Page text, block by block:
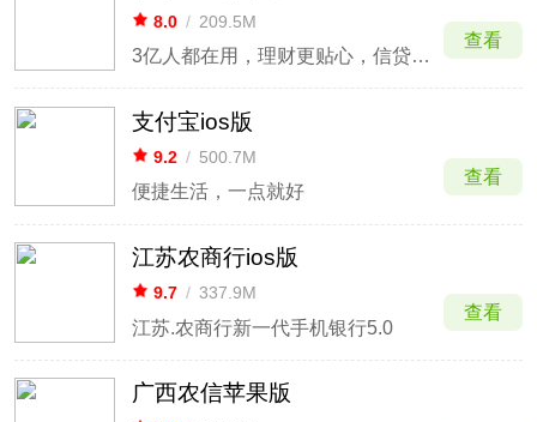
8.0 / 209.5M
3亿人都在用，理财更贴心，信贷更安心！
查看
支付宝ios版
9.2 / 500.7M
便捷生活，一点就好
查看
江苏农商行ios版
9.7 / 337.9M
江苏.农商行新一代手机银行5.0
查看
广西农信苹果版